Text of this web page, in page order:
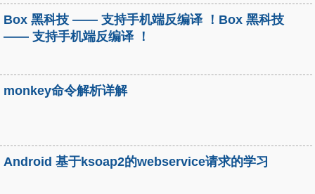
Box 黑科技 —— 支持手机端反编译 ！Box 黑科技
—— 支持手机端反编译 ！
monkey命令解析详解
Android 基于ksoap2的webservice请求的学习